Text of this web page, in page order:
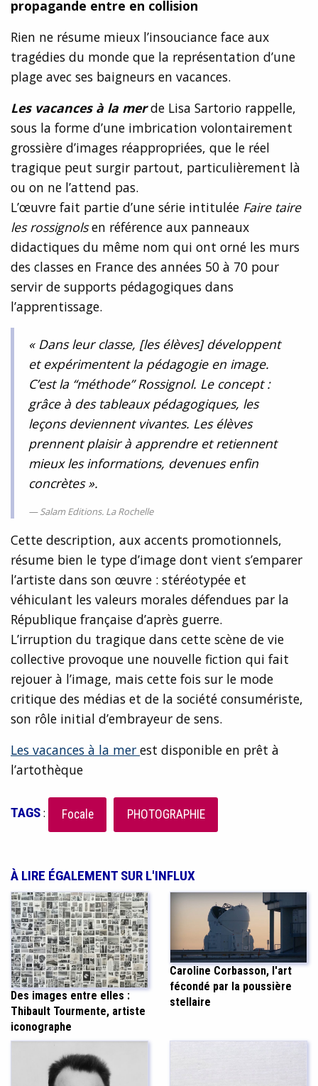
propagande entre en collision
Rien ne résume mieux l’insouciance face aux
tragédies du monde que la représentation d’une
plage avec ses baigneurs en vacances.
Les vacances à la merde Lisa Sartorio rappelle,
sous la forme d’une imbrication volontairement
grossière d’images réappropriées, que le réel
tragique peut surgir partout, particulièrement là
ou on ne l’attend pas.
L’œuvre fait partie d’une série intitulée Faire taire
les rossignolsen référence aux panneaux
didactiques du même nom qui ont orné les murs
des classes en France des années 50 à 70 pour
servir de supports pédagogiques dans
l’apprentissage.
« Dans leur classe, [les élèves] développent
et expérimentent la pédagogie en image.
C’est la “méthode” Rossignol. Le concept :
grâce à des tableaux pédagogiques, les
leçons deviennent vivantes. Les élèves
prennent plaisir à apprendre et retiennent
mieux les informations, devenues enfin
concrètes ».
Salam Editions. La Rochelle
Cette description, aux accents promotionnels,
résume bien le type d’image dont vient s’emparer
l’artiste dans son œuvre : stéréotypée et
véhiculant les valeurs morales défendues par la
République française d’après guerre.
L’irruption du tragique dans cette scène de vie
collective provoque une nouvelle fiction qui fait
rejouer à l’image, mais cette fois sur le mode
critique des médias et de la société consumériste,
son rôle initial d’embrayeur de sens.
Les vacances à la mer est disponible en prêt à
l’artothèque
TAGS: Focale PHOTOGRAPHIE
À LIRE ÉGALEMENT SUR L'INFLUX
Des images entre elles :
Thibault Tourmente, artiste
iconographe
Caroline Corbasson, l'art
fécondé par la poussière
stellaire